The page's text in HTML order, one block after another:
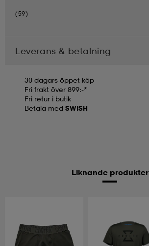
(59)
Leverans & betalning
30 dagars öppet köp
Fri frakt över 899:-*
Fri retur i butik
Betala med SWISH
Liknande produkter